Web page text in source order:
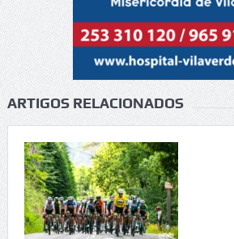
ARTIGOS RELACIONADOS